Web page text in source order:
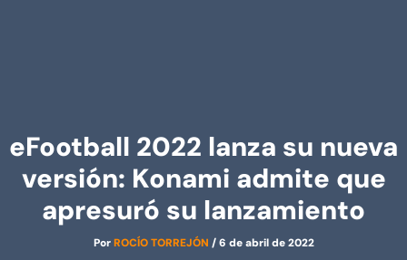
eFootball 2022 lanza su nueva
versión: Konami admite que
apresuró su lanzamiento
PorROCÍO TORREJÓN /6 de abril de 2022